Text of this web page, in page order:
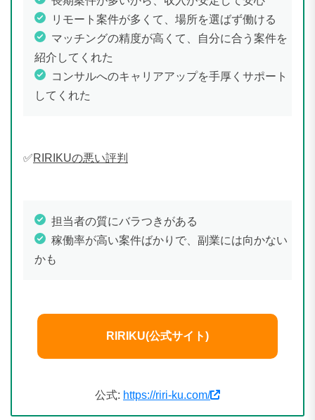
リモート案件が多くて、場所を選ばず働ける
マッチングの精度が高くて、自分に合う案件を
紹介してくれた
コンサルへのキャリアアップを手厚くサポート
してくれた
✅RIRIKUの悪い評判
担当者の質にバラつきがある
稼働率が高い案件ばかりで、副業には向かない
かも
RIRIKU(公式サイト)
公式: https://riri-ku.com/